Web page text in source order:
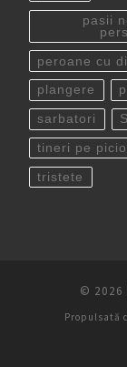
pasii
peroane cu
plangere
sarbatori
tineri pe
tristete
© 2026
Propulsată